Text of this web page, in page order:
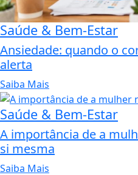
Saúde & Bem-Estar
Ansiedade: quando o
alerta
Saiba Mais
Saúde & Bem-Estar
A importância de a
si mesma
Saiba Mais